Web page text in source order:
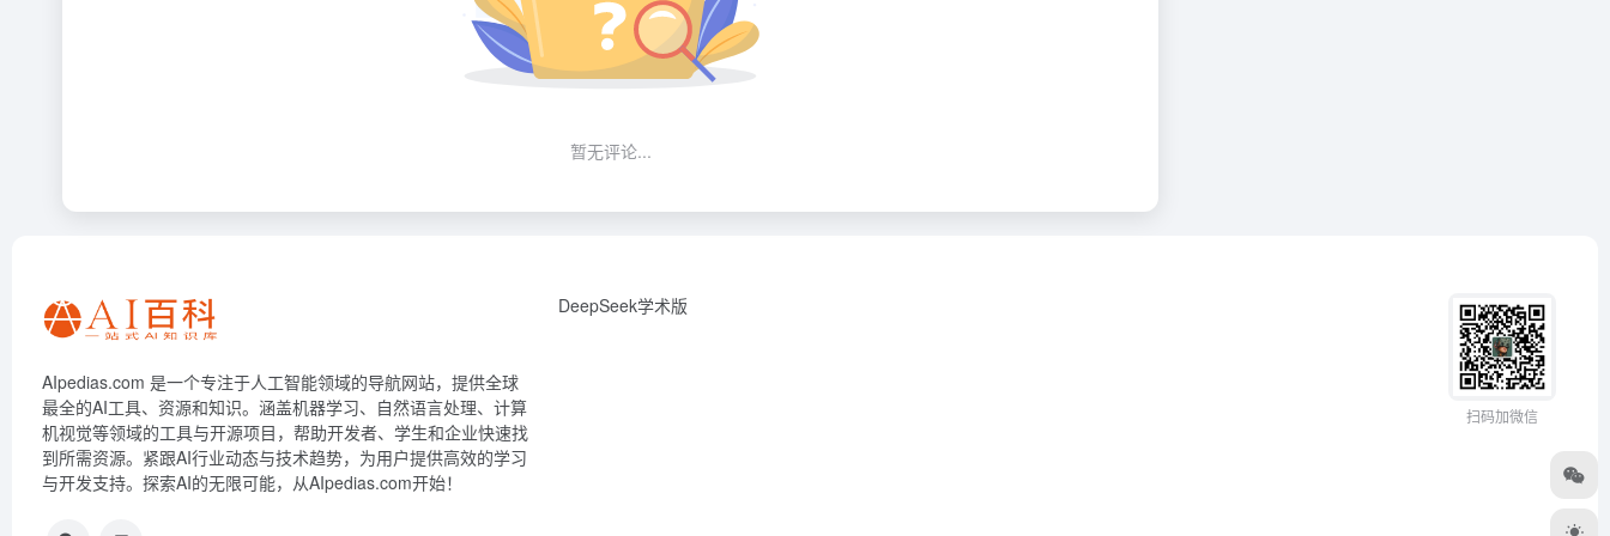
暂无评论...
AIpedias.com 是一个专注于人工智能领域的导航网站，提供全球
最全的AI工具、资源和知识。涵盖机器学习、自然语言处理、计算
机视觉等领域的工具与开源项目，帮助开发者、学生和企业快速找
到所需资源。紧跟AI行业动态与技术趋势，为用户提供高效的学习
与开发支持。探索AI的无限可能，从AIpedias.com开始！
DeepSeek学术版
扫码加微信